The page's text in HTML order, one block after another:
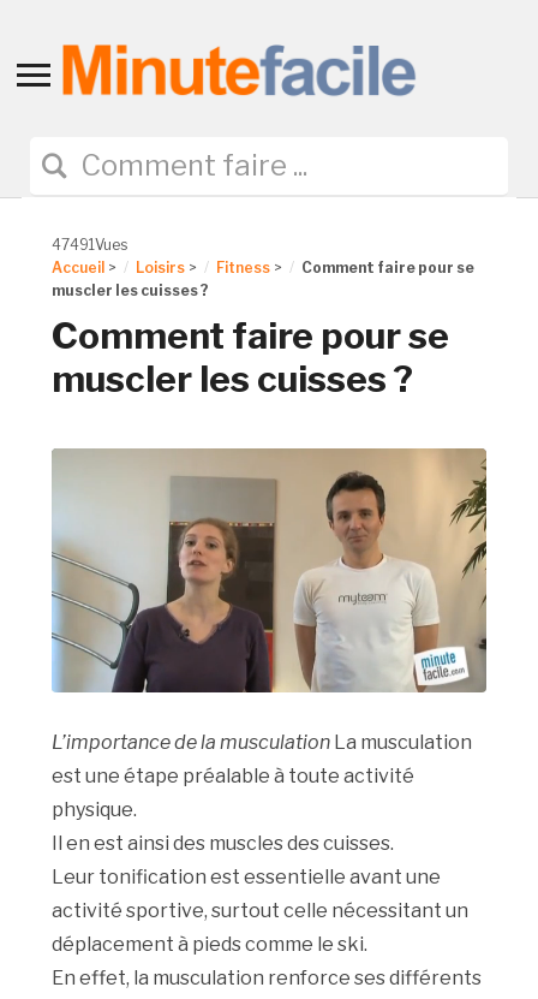
Toggle
navigation
47491Vues
Accueil > Loisirs > Fitness >
Comment faire pour se
muscler les cuisses ?
Comment faire pour se
muscler les cuisses ?
L’importance de la musculation La musculation
est une étape préalable à toute activité
physique.
Il en est ainsi des muscles des cuisses.
Leur tonification est essentielle avant une
activité sportive, surtout celle nécessitant un
déplacement à pieds comme le ski.
En effet, la musculation renforce ses différents